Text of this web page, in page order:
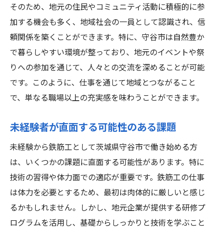
そのため、地元の住民やコミュニティ活動に積極的に参
加する機会も多く、地域社会の一員として認識され、信
頼関係を築くことができます。特に、守谷市は自然豊か
で暮らしやすい環境が整っており、地元のイベントや祭
りへの参加を通じて、人々との交流を深めることが可能
です。このように、仕事を通じて地域とつながること
で、単なる職場以上の充実感を味わうことができます。
未経験者が直面する可能性のある課題
未経験から鉄筋工として茨城県守谷市で働き始める方
は、いくつかの課題に直面する可能性があります。特に
技術の習得や体力面での適応が重要です。鉄筋工の仕事
は体力を必要とするため、最初は肉体的に厳しいと感じ
るかもしれません。しかし、地元企業が提供する研修プ
ログラムを活用し、基礎からしっかりと技術を学ぶこと